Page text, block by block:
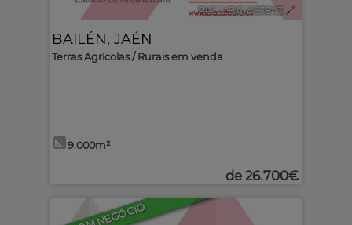
Ref.. LBA-483843 🔗
BAILÉN, JAÉN
Terras Agrícolas / Rurais em venda
9.000m²
de 26.700€